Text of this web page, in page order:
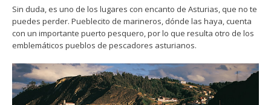
Sin duda, es uno de los lugares con encanto de Asturias, que no te
puedes perder. Pueblecito de marineros, dónde las haya, cuenta
con un importante puerto pesquero, por lo que resulta otro de los
emblemáticos pueblos de pescadores asturianos.